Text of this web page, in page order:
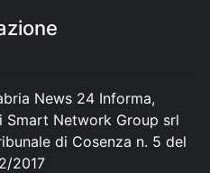
News 24 Informa,
Network Group srl
di Cosenza n. 5 del
2017